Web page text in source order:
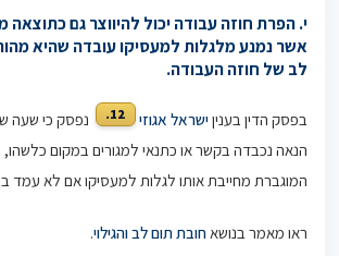
י. הפרת חוזה עבודה יכול להיווצר גם
אשר נמנע מלגלות למעסיקו עובדה שהיא
לב של חוזה העבודה.
בפסק הדין בעניןישראל אגוזי 12.
נפסק כי שעה
הנאה נכבדה בקשר או כתנאי למגורים במקום
המוגברת מחייבת אותו לגלות למעסיקו אם לא עמד
ראו מאמר בנושאחובת תום לב והגילוי.